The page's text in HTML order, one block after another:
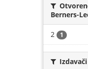
Berners-
2 1
Izdavači